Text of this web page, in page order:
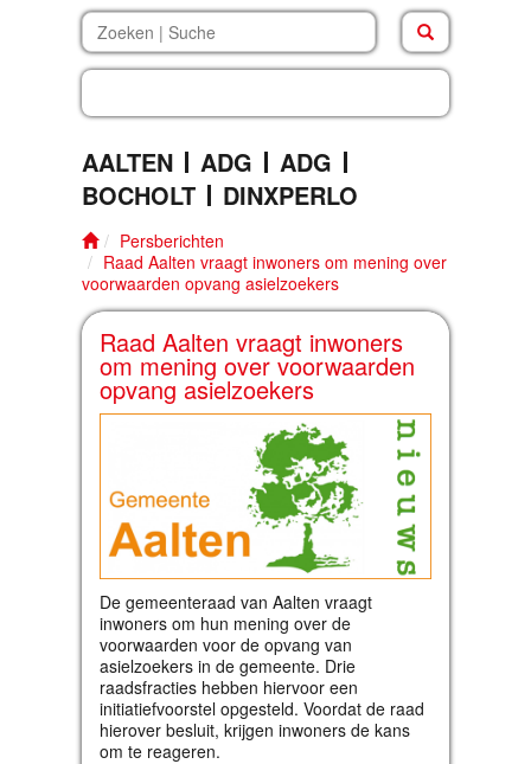
AALTEN ADG
ADG
BOCHOLT
DINXPERLO
Persberichten
Raad Aalten vraagt inwoners om mening over
voorwaarden opvang asielzoekers
Raad Aalten vraagt inwoners
om mening over voorwaarden
opvang asielzoekers
De gemeenteraad van Aalten vraagt
inwoners om hun mening over de
voorwaarden voor de opvang van
asielzoekers in de gemeente. Drie
raadsfracties hebben hiervoor een
initiatiefvoorstel opgesteld. Voordat de raad
hierover besluit, krijgen inwoners de kans
om te reageren.